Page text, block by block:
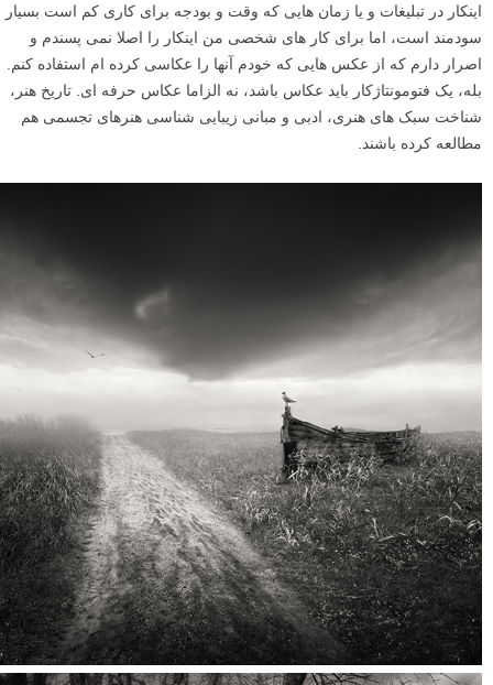
اینکار در تبلیغات و یا زمان هایى که وقت و بودجه براى کارى کم است بسیار
سودمند است، اما براى کار هاى شخصى من اینکار را اصلا نمى پسندم و
اصرار دارم که از عکس هایى که خودم آنها را عکاسى کرده ام استفاده کنم.
بله، یک فتومونتاژکار باید عکاس باشد، نه الزاما عکاس حرفه اى. تاریخ هنر،
شناخت سبک هاى هنرى، ادبى و مبانى زیبایى شناسى هنرهاى تجسمى هم
مطالعه کرده باشند.